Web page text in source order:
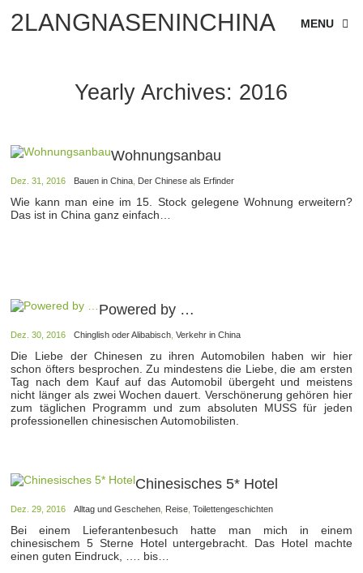
2LANGNASENINCHINA MENU
Yearly Archives: 2016
Wohnungsanbau
Dez. 31, 2016 Bauen in China Der Chinese als Erfinder
Wie kann man eine im 15. Stock gelegene Wohnung erweitern?
Das ist in China ganz einfach…
Powered by …
Dez. 30, 2016 Chinglish oder Alibabisch ,Verkehr in China
Die Liebe der Chinesen zu ihren Automobilen haben wir hier
schon öfters besprochen. Zu mindestens die Liebe, die am ersten
Tag nach dem Kauf auf das Automobil übergeht und meistens
nicht länger als zwei Wochen dauert. Verschönerung gehören hier
zum täglichen Programm und zum absoluten MUSS für jeden
professionellen chinesischen Automobilisten.
Chinesisches 5* Hotel
Dez. 29, 2016 Alltag und Geschehen Reise ,Toilettengeschichten
Bei einem Lieferantenbesuch hatte man mich in einem
chinesischem 5 Sterne Hotel untergebracht. Das Hotel machte
einen guten Eindruck, …. bis…